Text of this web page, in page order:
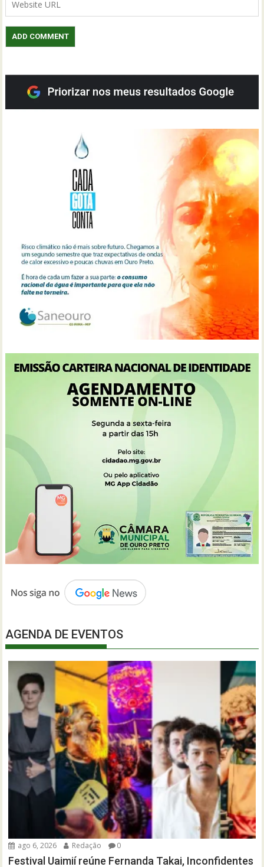
AGENDA DE EVENTOS
ago 6, 2026 Redação 0
Festival Uaimií reúne Fernanda Takai, Inconfidentes